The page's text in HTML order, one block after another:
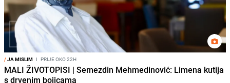
/JA MISLIM I PRIJE OKO 22H
MALI ŽIVOTOPISI | Semezdin Mehmedinović: Limena kutija
s drvenim bojicama